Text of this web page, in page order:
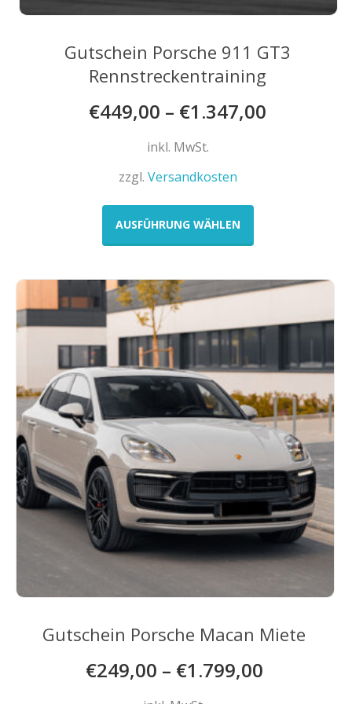
Gutschein Porsche 911 GT3
Rennstreckentraining
€449,00 – €1.347,00
inkl. MwSt.
zzgl. Versandkosten
AUSFÜHRUNG WÄHLEN
Dieses
auf.
Optionen
auf
Produktseite
gewählt
werden
Gutschein Porsche Macan Miete
€249,00 – €1.799,00